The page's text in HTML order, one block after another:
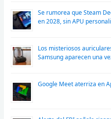
Se rumorea que Steam
en 2028, sin APU
Los misteriosos
Samsung aparecen una
Google Meet aterriza en